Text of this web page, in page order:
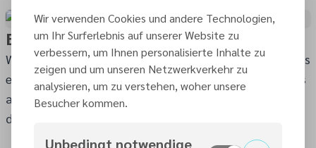
Bibel kennenlernen
Was weisst du über die Bibel? Egal wie lange man dieses
erstaunliche Buch schon liest – es gibt immerzu Neues
aufzuspüren und versteckte Schätze zu heben. Gehst
du mit uns auf Entdeckungstour?
Wir verwenden Cookies und andere Technologien,
um Ihr Surferlebnis auf unserer Website zu
verbessern, um Ihnen personalisierte Inhalte zu
zeigen und um unseren Netzwerkverkehr zu
analysieren, um zu verstehen, woher unsere
Besucher kommen.
Unbedingt notwendige